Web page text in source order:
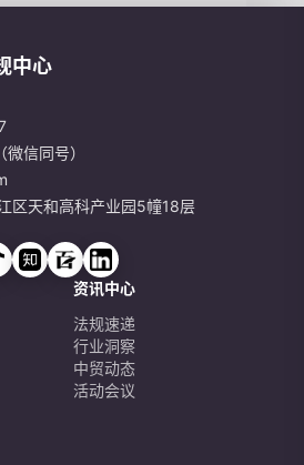
中心
信同号）
区天和高科产业园5幢18层
资讯中心
法规速递
行业洞察
中贸动态
活动会议